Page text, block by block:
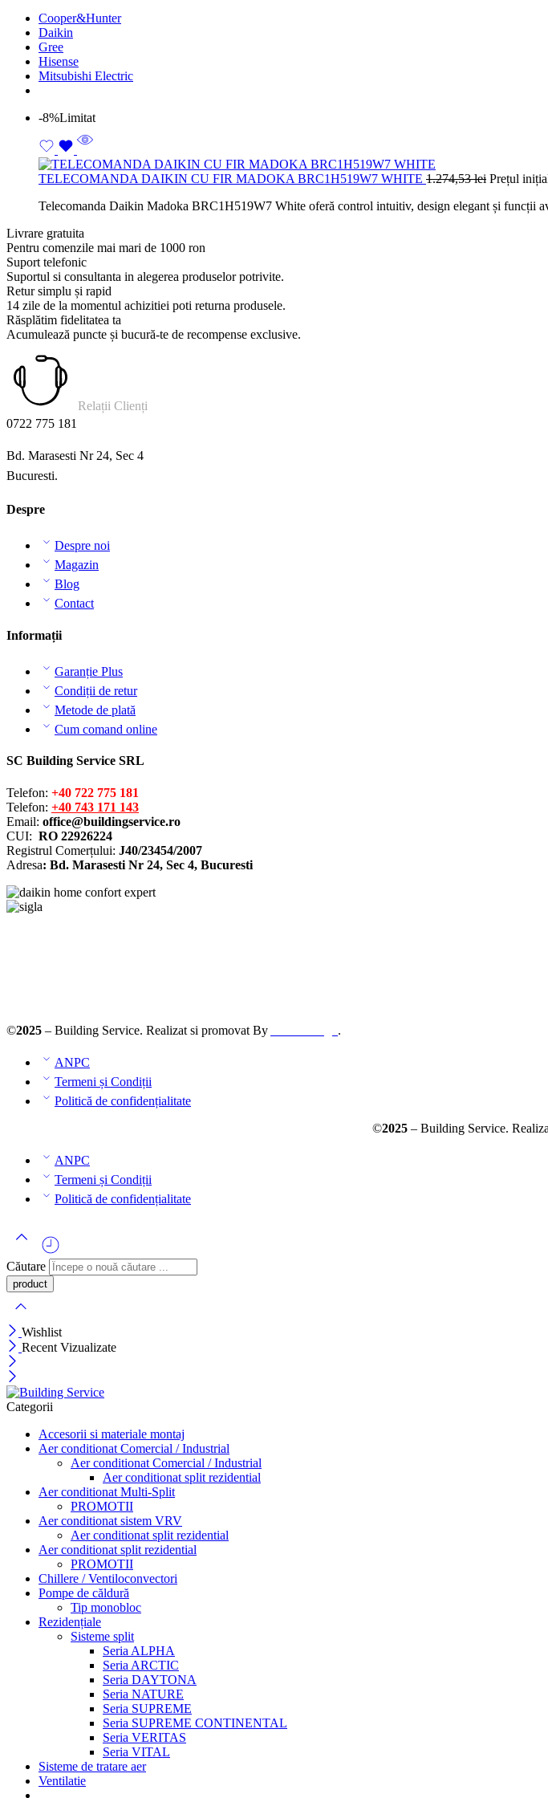
Cooper&Hunter
Daikin
Gree
Hisense
Mitsubishi Electric
-8%Limitat
TELECOMANDA DAIKIN CU FIR MADOKA BRC1H519W7 WHITE 1.274,53lei Prețul
Telecomanda Daikin Madoka BRC1H519W7 White oferă control intuitiv, design elegant și funcții
Livrare gratuita
Pentru comenzile mai mari de 1000 ron
Suport telefonic
Suportul si consultanta in alegerea produselor potrivite.
Retur simplu și rapid
14 zile de la momentul achizitiei poti returna produsele.
Răsplătim fidelitatea ta
Acumulează puncte și bucură-te de recompense exclusive.
Relații Clienți
0722 775 181
Bd. Marasesti Nr 24, Sec 4
Bucuresti.
Despre
Despre noi
Magazin
Blog
Contact
Informații
Garanție Plus
Condiții de retur
Metode de plată
Cum comand online
SC Building Service SRL
Telefon: +40 722 775 181
Telefon: +40 743 171 143
Email: office@buildingservice.ro
CUI: RO 22926224
Registrul Comerțului: J40/23454/2007
Adresa: Bd. Marasesti Nr 24, Sec 4, Bucuresti
©2025 – Building Service. Realizat si promovat By .
ANPC
Termeni și Condiții
Politică de confidențialitate
©2025– Building Service.
ANPC
Termeni și Condiții
Politică de confidențialitate
Căutare
Wishlist
Recent Vizualizate
Categorii
Accesorii si materiale montaj
Aer conditionat Comercial / Industrial
Aer conditionat Comercial / Industrial
Aer conditionat split rezidential
Aer conditionat Multi-Split
PROMOTII
Aer conditionat sistem VRV
Aer conditionat split rezidential
Aer conditionat split rezidential
PROMOTII
Chillere / Ventiloconvectori
Pompe de căldură
Tip monobloc
Rezidențiale
Sisteme split
Seria ALPHA
Seria ARCTIC
Seria DAYTONA
Seria NATURE
Seria SUPREME
Seria SUPREME CONTINENTAL
Seria VERITAS
Seria VITAL
Sisteme de tratare aer
Ventilatie